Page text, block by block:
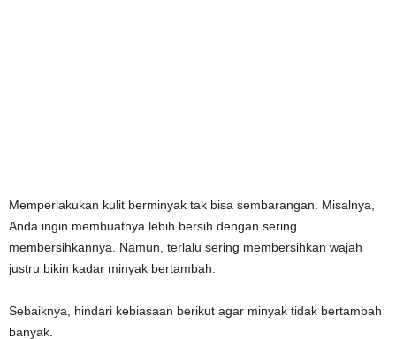
Memperlakukan kulit berminyak tak bisa sembarangan. Misalnya,
Anda ingin membuatnya lebih bersih dengan sering
membersihkannya. Namun, terlalu sering membersihkan wajah
justru bikin kadar minyak bertambah.
Sebaiknya, hindari kebiasaan berikut agar minyak tidak bertambah
banyak.